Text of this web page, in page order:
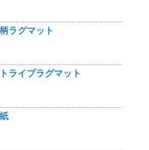
ラグマット
ライプラグマット